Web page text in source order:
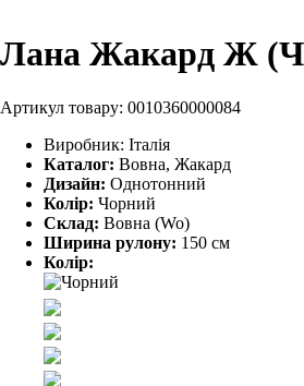
Лана Жакард Ж
Артикул товару: 0010360000084
Виробник: Італія
Каталог: Вовна, Жакард
Дизайн: Однотонний
Колір: Чорний
Склад: Вовна (Wo)
Ширина рулону: 150 см
Колір: